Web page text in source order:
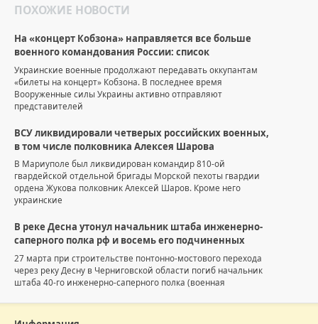
ПОХОЖИЕ НОВОСТИ
На «концерт Кобзона» направляется все больше
военного командования России: список
Украинские военные продолжают передавать оккупантам
«билеты на концерт» Кобзона. В последнее время
Вооруженные силы Украины активно отправляют
представителей
ВСУ ликвидировали четверых российских военных,
в том числе полковника Алексея Шарова
В Мариуполе был ликвидирован командир 810-ой
гвардейской отдельной бригады Морской пехоты гвардии
ордена Жукова полковник Алексей Шаров. Кроме него
украинские
В реке Десна утонул начальник штаба инженерно-
саперного полка рф и восемь его подчиненных
27 марта при строительстве понтонно-мостового перехода
через реку Десну в Черниговской области погиб начальник
штаба 40-го инженерно-саперного полка (военная